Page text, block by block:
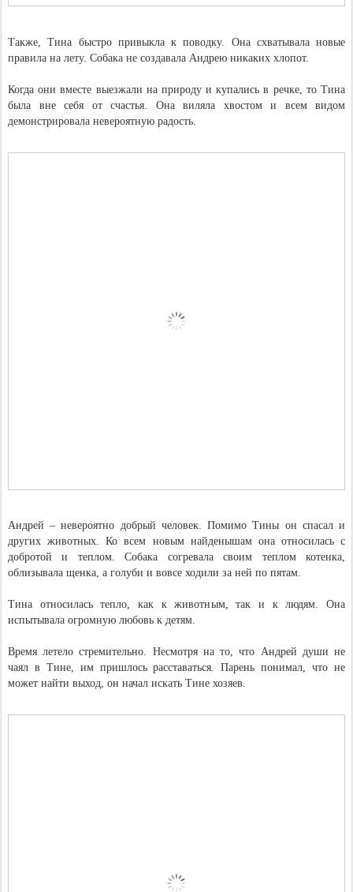
Также, Тина быстро привыкла к поводку. Она схватывала новые
правила на лету. Собака не создавала Андрею никаких хлопот.
Когда они вместе выезжали на природу и купались в речке, то Тина
была вне себя от счастья. Она виляла хвостом и всем видом
демонстрировала невероятную радость.
Андрей – невероятно добрый человек. Помимо Тины он спасал и
других животных. Ко всем новым найденышам она относилась с
добротой и теплом. Собака согревала своим теплом котенка,
облизывала щенка, а голуби и вовсе ходили за ней по пятам.
Тина относилась тепло, как к животным, так и к людям. Она
испытывала огромную любовь к детям.
Время летело стремительно. Несмотря на то, что Андрей души не
чаял в Тине, им пришлось расставаться. Парень понимал, что не
может найти выход, он начал искать Тине хозяев.